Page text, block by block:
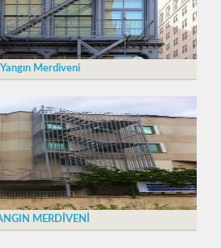
Yangın Merdiveni
MERDİVENİ